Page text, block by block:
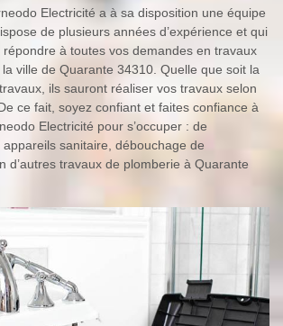
Electricité a à sa disposition une équipe
de plusieurs années d’expérience et qui
à toutes vos demandes en travaux
ville de Quarante 34310. Quelle que soit la
ils sauront réaliser vos travaux selon
ce fait, soyez confiant et faites confiance à
Electricité pour s’occuper : de
appareils sanitaire, débouchage de
d’autres travaux de plomberie à Quarante